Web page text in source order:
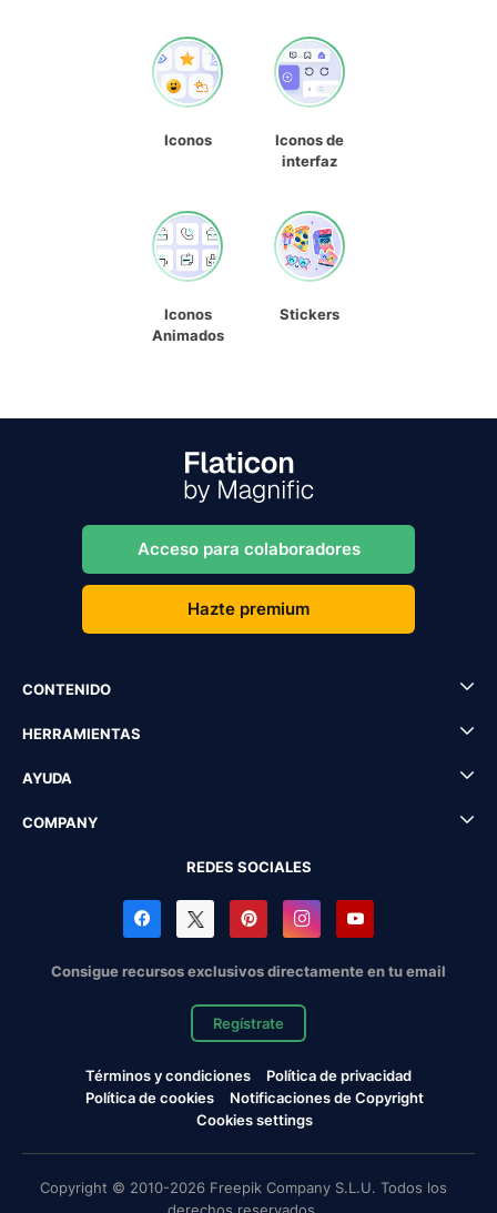
Iconos
Iconos de
interfaz
Iconos
Animados
Stickers
Acceso para colaboradores
Hazte premium
CONTENIDO
HERRAMIENTAS
AYUDA
COMPANY
REDES SOCIALES
Consigue recursos exclusivos directamente en tu email
Regístrate
Términos y condiciones
Política de privacidad
Política de cookies
Notificaciones de Copyright
Cookies settings
Copyright © 2010-2026 Freepik Company S.L.U. Todos los